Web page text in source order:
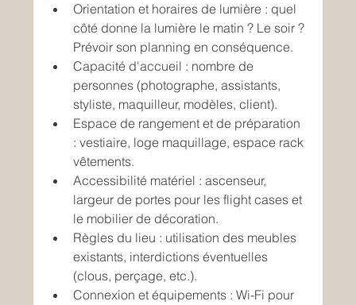
Orientation et horaires de lumière : quel
côté donne la lumière le matin ? Le soir ?
Prévoir son planning en conséquence.
Capacité d'accueil : nombre de
personnes (photographe, assistants,
styliste, maquilleur, modèles, client).
Espace de rangement et de préparation
: vestiaire, loge maquillage, espace rack
vêtements.
Accessibilité matériel : ascenseur,
largeur de portes pour les flight cases et
le mobilier de décoration.
Règles du lieu : utilisation des meubles
existants, interdictions éventuelles
(clous, perçage, etc.).
Connexion et équipements : Wi-Fi pour